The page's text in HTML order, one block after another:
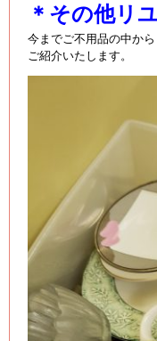
＊その他リ
今までご不用品の中か
ご紹介いたします。